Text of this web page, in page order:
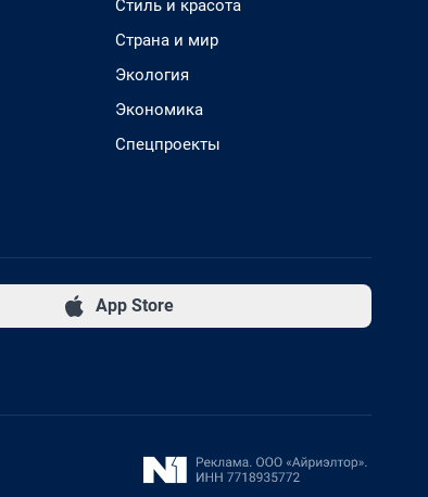
Стиль и красота
Страна и мир
Экология
Экономика
Спецпроекты
App Store